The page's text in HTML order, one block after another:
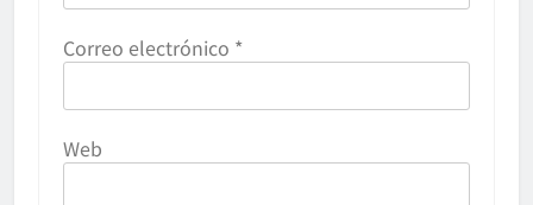
Correo electrónico *
Web